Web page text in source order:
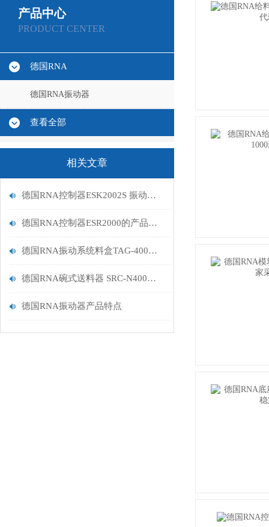
产品中心
PRODUCT CENTER
德国RNA
德国RNA振动器
查看全部
相关文章
德国RNA控制器ESK2002S 振动送料核心功能
德国RNA控制器ESR2000的产品特点
德国RNA振动系统料盒TAG-400的使用行业
德国RNA碗式送料器 SRC-N400产品介绍
德国RNA振动器产品特点